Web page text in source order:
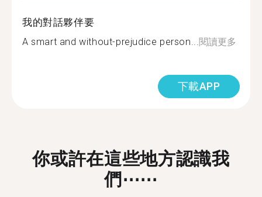
我的對話夥伴要
A smart and without-prejudice person...閱讀更多
下載APP
你或許在這些地方認識我
們⋯⋯